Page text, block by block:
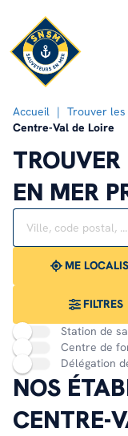
Accueil
Trouver
Centre-Val de Loire
EN MER
Rechercher
Veuillez
renseigner
adresse
{{count}}
résultat(s)
ME
FILTRES
Station de
Centre de
Délégation
NOS
CENTRE-